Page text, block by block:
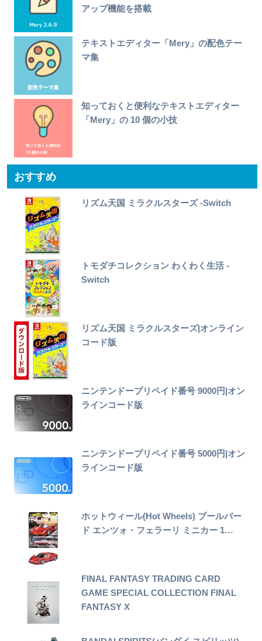
アップ機能を搭載
テキストエディター「Mery」の配色テー
マ集
知っておくと便利なテキストエディター
「Mery」の 10 個の小技
おすすめ
リズム天国 ミラクルスターズ -Switch
トモダチコレクション わくわく生活 -
Switch
リズム天国 ミラクルスターズ|オンライン
コード版
ニンテンドープリペイド番号 9000円|オン
ラインコード版
ニンテンドープリペイド番号 5000円|オン
ラインコード版
ホットウィール(Hot Wheels) ブールバー
ド エンツォ・フェラーリ ミニカー 1…
FINAL FANTASY TRADING CARD
GAME SPECIAL COLLECTION FINAL
FANTASY X